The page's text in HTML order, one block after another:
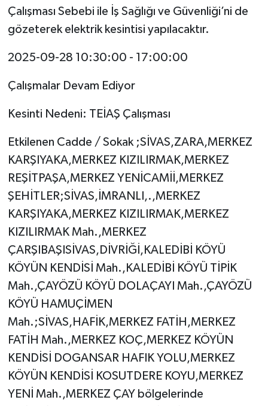
Çalışması Sebebi ile İş Sağlığı ve Güvenliği’ni de
gözeterek elektrik kesintisi yapılacaktır.
2025-09-28 10:30:00 - 17:00:00
Çalışmalar Devam Ediyor
Kesinti Nedeni: TEİAŞ Çalışması
Etkilenen Cadde / Sokak ;SİVAS,ZARA,MERKEZ
KARŞIYAKA,MERKEZ KIZILIRMAK,MERKEZ
REŞİTPAŞA,MERKEZ YENİCAMİİ,MERKEZ
ŞEHİTLER;SİVAS,İMRANLI,.,MERKEZ
KARŞIYAKA,MERKEZ KIZILIRMAK,MERKEZ
KIZILIRMAK Mah.,MERKEZ
ÇARŞIBAŞISİVAS,DİVRİĞİ,KALEDİBİ KÖYÜ
KÖYÜN KENDİSİ Mah.,KALEDİBİ KÖYÜ TİPİK
Mah.,ÇAYÖZÜ KÖYÜ DOLAÇAYI Mah.,ÇAYÖZÜ
KÖYÜ HAMUÇİMEN
Mah.;SİVAS,HAFİK,MERKEZ FATİH,MERKEZ
FATİH Mah.,MERKEZ KOÇ,MERKEZ KÖYÜN
KENDİSİ DOGANSAR HAFIK YOLU,MERKEZ
KÖYÜN KENDİSİ KOSUTDERE KOYU,MERKEZ
YENİ Mah.,MERKEZ ÇAY bölgelerinde